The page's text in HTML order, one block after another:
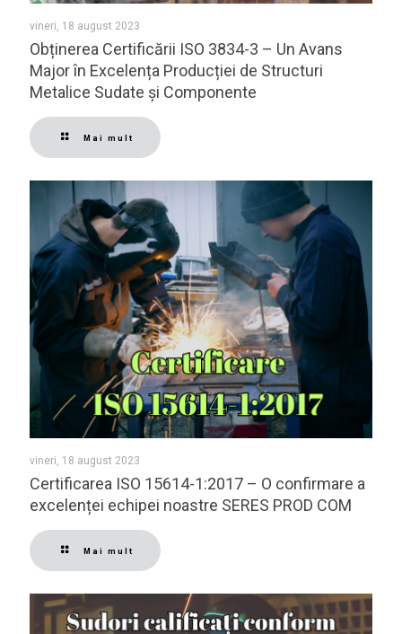
vineri, 18 august 2023
Obținerea Certificării ISO 3834-3 – Un Avans
Major în Excelența Producției de Structuri
Metalice Sudate și Componente
Mai mult
vineri, 18 august 2023
Certificarea ISO 15614-1:2017 – O confirmare a
excelenței echipei noastre SERES PROD COM
Mai mult